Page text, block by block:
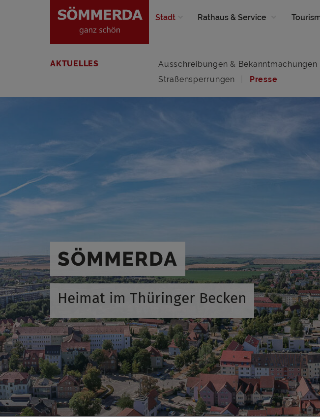
Stadt Rathaus & Service
AKTUELLES Ausschreibungen & Bekanntmachungen
Straßensperrungen
Presse
SÖMMERDA
Heimat im Thüringer Becken